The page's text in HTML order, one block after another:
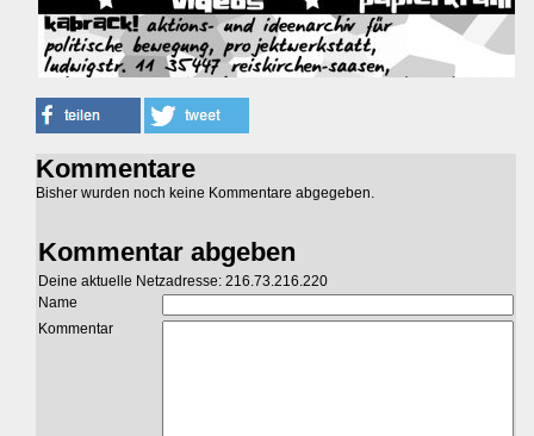
Kommentare
Bisher wurden noch keine Kommentare abgegeben.
Kommentar abgeben
Deine aktuelle Netzadresse: 216.73.216.220
Name
Kommentar